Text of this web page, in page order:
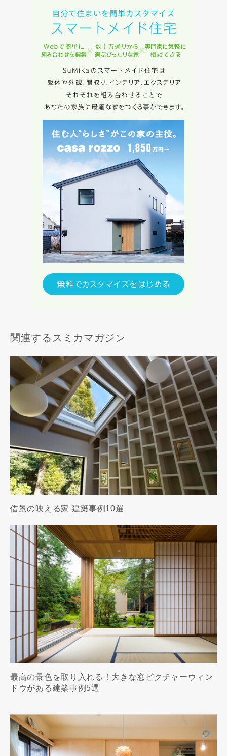
関連するスミカマガジン
借景の映える家 建築事例10選
最高の景色を取り入れる！大きな窓ピクチャーウィン
ドウがある建築事例5選